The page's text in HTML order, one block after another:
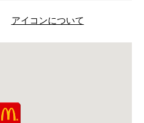
アイコンについて